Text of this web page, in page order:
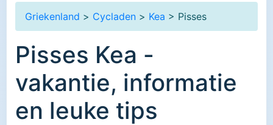
Griekenland > Cycladen > Kea > Pisses
Pisses Kea -
vakantie, informatie
en leuke tips